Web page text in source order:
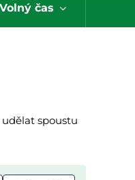
Volný čas
spoustu